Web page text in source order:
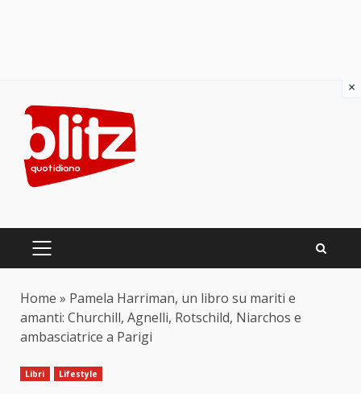
content
PRIMARY
Home » Pamela Harriman, un libro su mariti e
amanti: Churchill, Agnelli, Rotschild, Niarchos e
ambasciatrice a Parigi
Libri Lifestyle
×